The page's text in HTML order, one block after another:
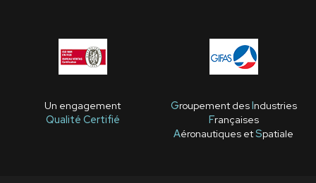
Un engagement
Qualité Certifié
Groupement desIndustries
Françaises
Aéronautiques etSpatiale